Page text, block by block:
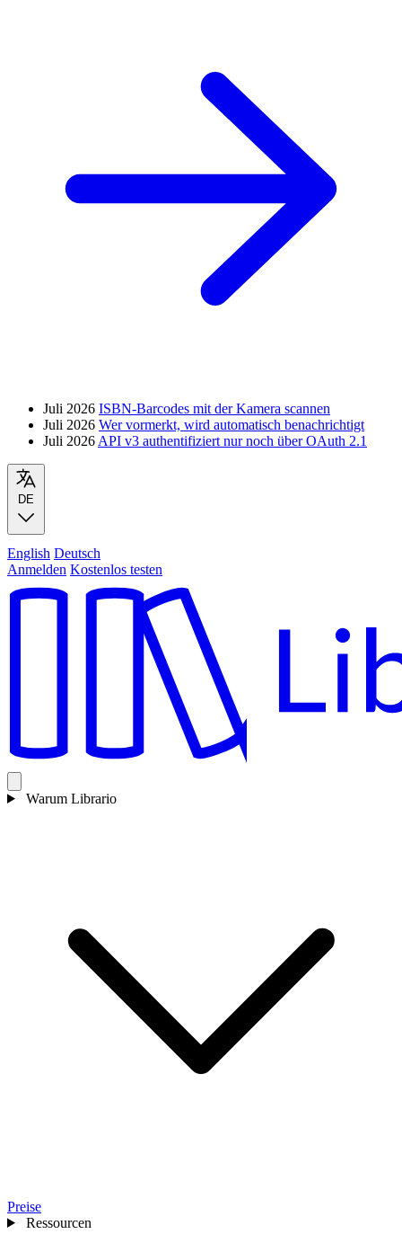
Juli 2026 ISBN-Barcodes mit der Kamera scannen
Juli 2026 Wer vormerkt, wird automatisch benachrichtigt
Juli 2026 API v3 authentifiziert nur noch über OAuth 2.1
DE
English Deutsch
Anmelden Kostenlos testen
Warum Librario
Preise
Ressourcen